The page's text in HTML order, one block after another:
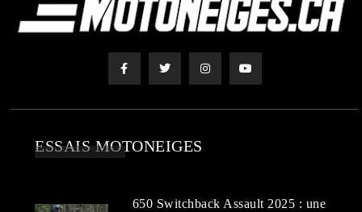
ESSAIS MOTONEIGES
650 Switchback Assault 2025 : une